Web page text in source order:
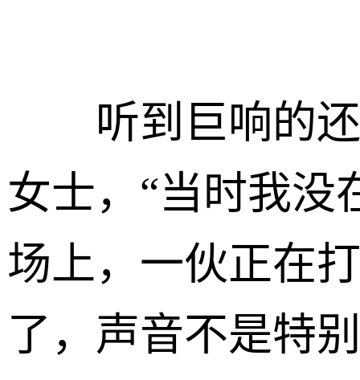
听到巨响的还
女士，“当时我没
场上，一伙正在
了，声音不是特